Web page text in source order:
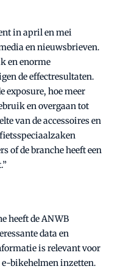
in april en mei
en nieuwsbrieven.
en enorme
de effectresultaten.
exposure, hoe meer
en overgaan tot
van de accessoires en
of de branche heeft een
heeft de ANWB
data en
is relevant voor
bikehelmen inzetten.